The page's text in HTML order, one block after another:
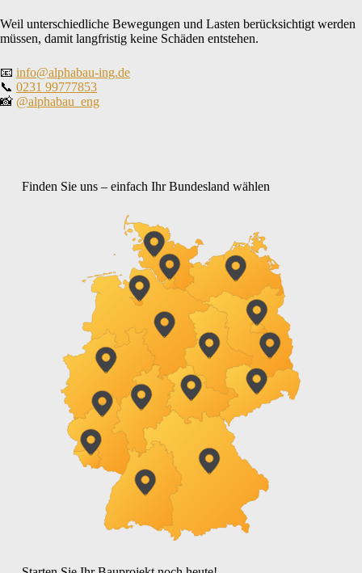
Weil unterschiedliche Bewegungen und Lasten berücksichtigt werden
müssen, damit langfristig keine Schäden entstehen.
📧 info@alphabau-ing.de
📞 0231 99777853
📸 @alphabau_eng
Finden Sie uns – einfach Ihr Bundesland wählen